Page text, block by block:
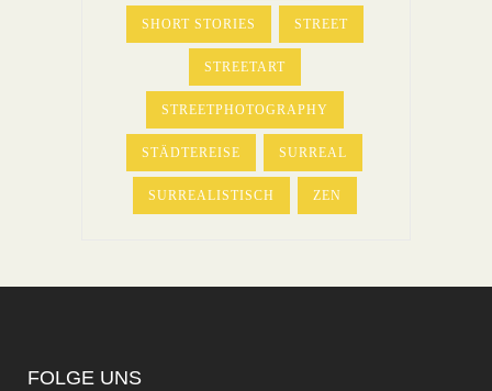
SHORT STORIES STREET
STREETART
STREETPHOTOGRAPHY
STÄDTEREISE SURREAL
SURREALISTISCH ZEN
FOLGE UNS